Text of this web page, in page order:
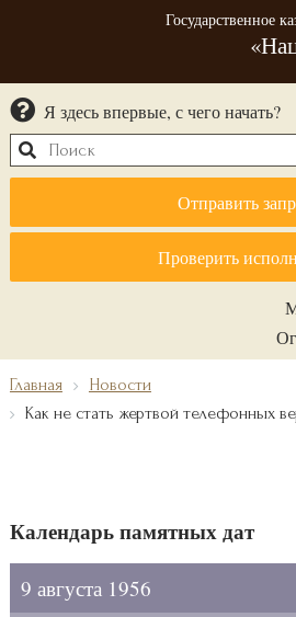
Государственное
Я здесь впервые, с чего начать?
Отправить
Проверить
Главная
Новости
Как не стать жертвой телефонных
Календарь памятных дат
9 августа 1956